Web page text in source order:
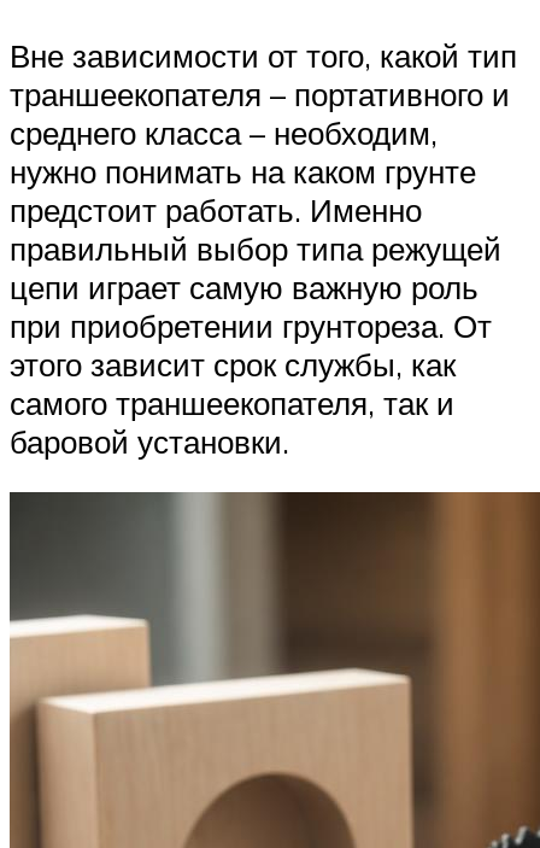
Вне зависимости от того, какой тип
траншеекопателя – портативного и
среднего класса – необходим,
нужно понимать на каком грунте
предстоит работать. Именно
правильный выбор типа режущей
цепи играет самую важную роль
при приобретении грунтореза. От
этого зависит срок службы, как
самого траншеекопателя, так и
баровой установки.